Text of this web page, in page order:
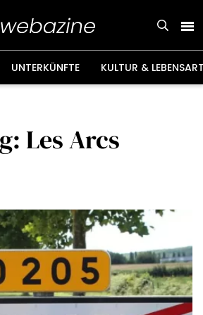
UNTERKÜNFTE KULTUR &
Les Arcs